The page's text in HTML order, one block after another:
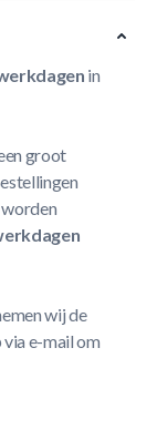
in
groot
wij de
e-mail om